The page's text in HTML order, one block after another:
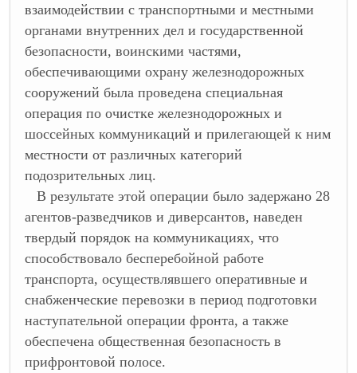
взаимодействии с транспортными и местными
органами внутренних дел и государственной
безопасности, воинскими частями,
обеспечивающими охрану железнодорожных
сооружений была проведена специальная
операция по очистке железнодорожных и
шоссейных коммуникаций и прилегающей к ним
местности от различных категорий
подозрительных лиц.
В результате этой операции было задержано 28
агентов-разведчиков и диверсантов, наведен
твердый порядок на коммуникациях, что
способствовало бесперебойной работе
транспорта, осуществлявшего оперативные и
снабженческие перевозки в период подготовки
наступательной операции фронта, а также
обеспечена общественная безопасность в
прифронтовой полосе.